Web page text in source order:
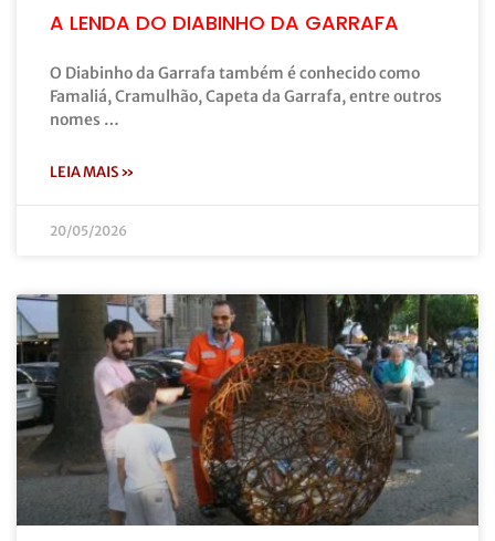
A LENDA DO DIABINHO DA GARRAFA
O Diabinho da Garrafa também é conhecido como
Famaliá, Cramulhão, Capeta da Garrafa, entre outros
nomes …
LEIA MAIS »
20/05/2026